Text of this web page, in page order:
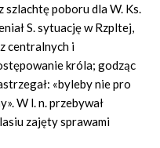
szlachtę poboru dla W. Ks.
S. sytuację w Rzpltej,
centralnych i
króla; godząc
«byleby nie pro
W l. n. przebywał
zajęty sprawami